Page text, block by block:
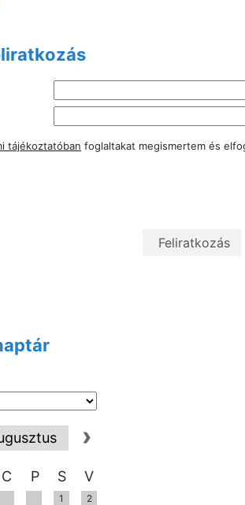
tájékoztatóban foglaltakat megismertem és
C P S V
1 2